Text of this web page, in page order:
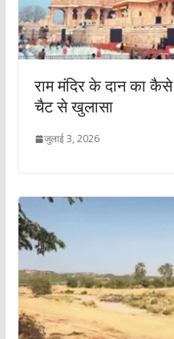
राम मंदिर के दान का
चैट से खुलासा
जुलाई 3, 2026